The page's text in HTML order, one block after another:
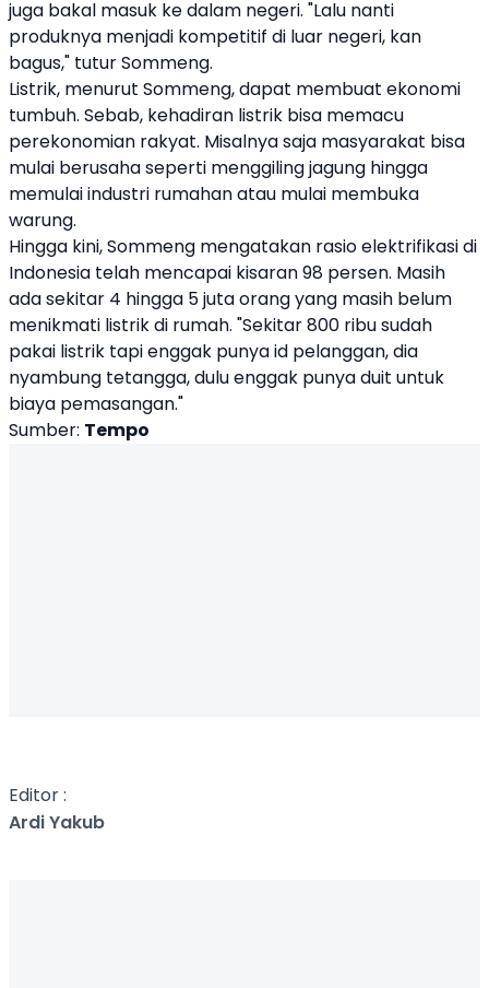
juga bakal masuk ke dalam negeri. "Lalu nanti
produknya menjadi kompetitif di luar negeri, kan
bagus," tutur Sommeng.
Listrik, menurut Sommeng, dapat membuat ekonomi
tumbuh. Sebab, kehadiran listrik bisa memacu
perekonomian rakyat. Misalnya saja masyarakat bisa
mulai berusaha seperti menggiling jagung hingga
memulai industri rumahan atau mulai membuka
warung.
Hingga kini, Sommeng mengatakan rasio elektrifikasi di
Indonesia telah mencapai kisaran 98 persen. Masih
ada sekitar 4 hingga 5 juta orang yang masih belum
menikmati listrik di rumah. "Sekitar 800 ribu sudah
pakai listrik tapi enggak punya id pelanggan, dia
nyambung tetangga, dulu enggak punya duit untuk
biaya pemasangan."
Sumber: Tempo
Editor :
Ardi Yakub